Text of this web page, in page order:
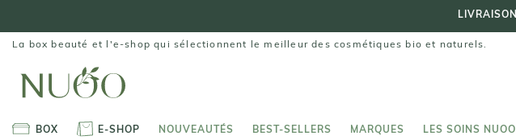
contenu
La box beauté et l'e-shop qui sélectionnent le meilleur des cosmétiques bio et naturels.
BOX
E-SHOP
NOUVEAUTÉS
BEST-SELLERS
MARQUES
LES SOINS NUOO